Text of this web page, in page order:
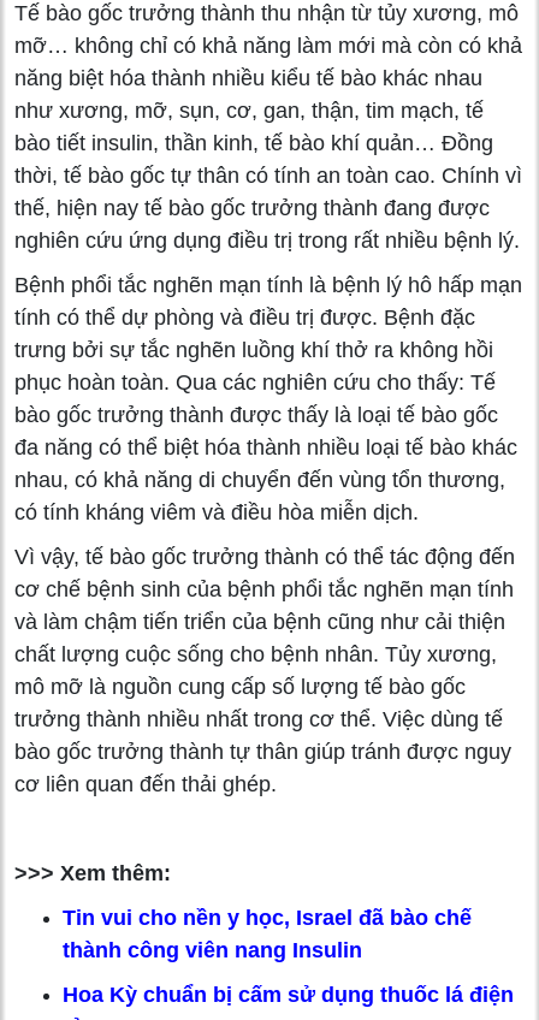
Tế bào gốc trưởng thành thu nhận từ tủy xương, mô
mỡ… không chỉ có khả năng làm mới mà còn có khả
năng biệt hóa thành nhiều kiểu tế bào khác nhau
như xương, mỡ, sụn, cơ, gan, thận, tim mạch, tế
bào tiết insulin, thần kinh, tế bào khí quản… Đồng
thời, tế bào gốc tự thân có tính an toàn cao. Chính vì
thế, hiện nay tế bào gốc trưởng thành đang được
nghiên cứu ứng dụng điều trị trong rất nhiều bệnh lý.
Bệnh phổi tắc nghẽn mạn tính là bệnh lý hô hấp mạn
tính có thể dự phòng và điều trị được. Bệnh đặc
trưng bởi sự tắc nghẽn luồng khí thở ra không hồi
phục hoàn toàn. Qua các nghiên cứu cho thấy: Tế
bào gốc trưởng thành được thấy là loại tế bào gốc
đa năng có thể biệt hóa thành nhiều loại tế bào khác
nhau, có khả năng di chuyển đến vùng tổn thương,
có tính kháng viêm và điều hòa miễn dịch.
Vì vậy, tế bào gốc trưởng thành có thể tác động đến
cơ chế bệnh sinh của bệnh phổi tắc nghẽn mạn tính
và làm chậm tiến triển của bệnh cũng như cải thiện
chất lượng cuộc sống cho bệnh nhân. Tủy xương,
mô mỡ là nguồn cung cấp số lượng tế bào gốc
trưởng thành nhiều nhất trong cơ thể. Việc dùng tế
bào gốc trưởng thành tự thân giúp tránh được nguy
cơ liên quan đến thải ghép.
>>> Xem thêm:
Tin vui cho nền y học, Israel đã bào chế
thành công viên nang Insulin
Hoa Kỳ chuẩn bị cấm sử dụng thuốc lá điện